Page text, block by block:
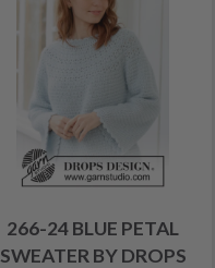
266-24 BLUE PETAL
SWEATER BY DROPS